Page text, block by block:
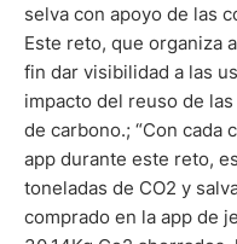
selva con apoyo de las
Este reto, que organiza
fin dar visibilidad a las
impacto del reuso de
de carbono.; “Con cada
app durante este reto,
toneladas de CO2 y
comprado en la app de